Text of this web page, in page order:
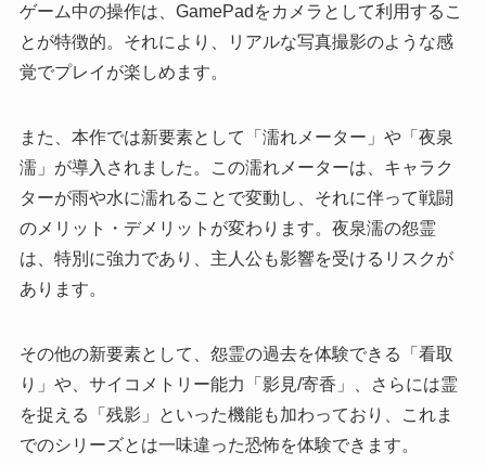
ゲーム中の操作は、GamePadをカメラとして利用するこ
とが特徴的。それにより、リアルな写真撮影のような感
覚でプレイが楽しめます。
また、本作では新要素として「濡れメーター」や「夜泉
濡」が導入されました。この濡れメーターは、キャラク
ターが雨や水に濡れることで変動し、それに伴って戦闘
のメリット・デメリットが変わります。夜泉濡の怨霊
は、特別に強力であり、主人公も影響を受けるリスクが
あります。
その他の新要素として、怨霊の過去を体験できる「看取
り」や、サイコメトリー能力「影見/寄香」、さらには霊
を捉える「残影」といった機能も加わっており、これま
でのシリーズとは一味違った恐怖を体験できます。